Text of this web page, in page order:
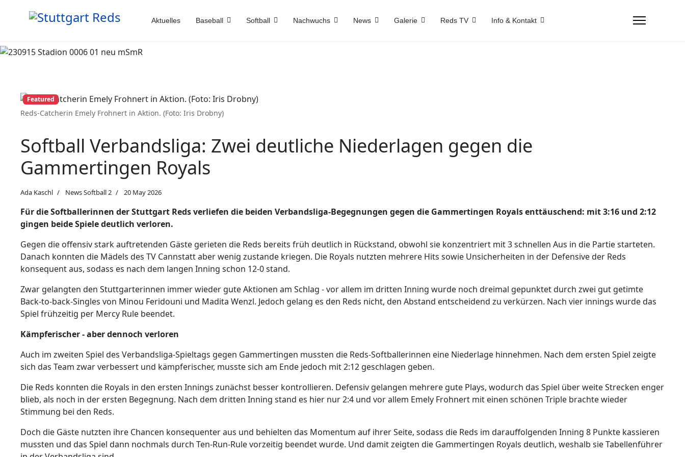
Aktuelles Baseball Softball Nachwuchs News Galerie Reds TV Info & Kontakt
Reds-Catcherin Emely Frohnert in Aktion. (Foto: Iris Drobny)
Featured
Softball Verbandsliga: Zwei deutliche Niederlagen gegen die
Gammertingen Royals
Ada Kaschl News Softball 2 20 May 2026
Für die Softballerinnen der Stuttgart Reds verliefen die beiden Verbandsliga-Begegnungen gegen die Gammertingen Royals enttäuschend: mit 3:16 und 2:12
gingen beide Spiele deutlich verloren.
Gegen die offensiv stark auftretenden Gäste gerieten die Reds bereits früh deutlich in Rückstand, obwohl sie konzentriert mit 3 schnellen Aus in die Partie starteten.
Danach konnten die Mädels des TV Cannstatt aber wenig zustande kriegen. Die Royals nutzten mehrere Hits sowie Unsicherheiten in der Defensive der Reds
konsequent aus, sodass es nach dem langen Inning schon 12-0 stand.
Zwar gelangten den Stuttgarterinnen immer wieder gute Aktionen am Schlag - vor allem im dritten Inning wurde noch dreimal gepunktet durch zwei gut getimte
Back-to-back-Singles von Minou Feridouni und Madita Wenzl. Jedoch gelang es den Reds nicht, den Abstand entscheidend zu verkürzen. Nach vier innings wurde das
Spiel frühzeitig per Mercy Rule beendet.
Kämpferischer - aber dennoch verloren
Auch im zweiten Spiel des Verbandsliga-Spieltags gegen Gammertingen mussten die Reds-Softballerinnen eine Niederlage hinnehmen. Nach dem ersten Spiel zeigte
sich das Team zwar verbessert und kämpferischer, musste sich am Ende jedoch mit 2:12 geschlagen geben.
Die Reds konnten die Royals in den ersten Innings zunächst besser kontrollieren. Defensiv gelangen mehrere gute Plays, wodurch das Spiel über weite Strecken enger
blieb, als noch in der ersten Begegnung. Nach dem dritten Inning stand es hier nur 2:4 und vor allem Emely Frohnert mit einen schönen Triple brachte wieder
Stimmung bei den Reds.
Doch die Gäste nutzten ihre Chancen konsequenter aus und behielten das Momentum auf ihrer Seite, sodass die Reds im darauffolgenden Inning 8 Punkte kassieren
mussten und das Spiel dann nochmals durch Ten-Run-Rule vorzeitig beendet wurde. Und damit zeigten die Gammertingen Royals deutlich, weshalb sie Tabellenführer